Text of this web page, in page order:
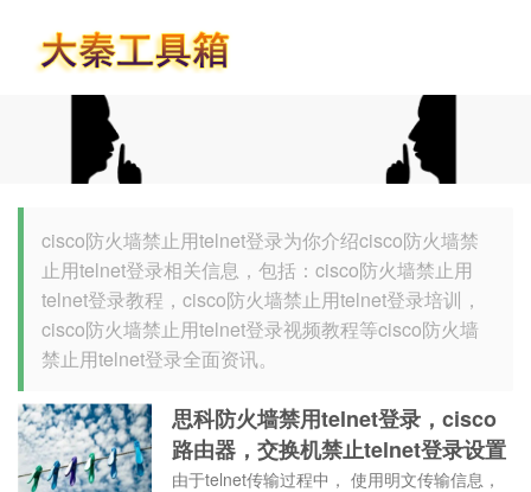
cisco防火墙禁止用telnet登录为你介绍cisco防火墙禁
止用telnet登录相关信息，包括：cisco防火墙禁止用
telnet登录教程，cisco防火墙禁止用telnet登录培训，
cisco防火墙禁止用telnet登录视频教程等cisco防火墙
禁止用telnet登录全面资讯。
思科防火墙禁用telnet登录，cisco
路由器，交换机禁止telnet登录设置
由于telnet传输过程中， 使用明文传输信息，